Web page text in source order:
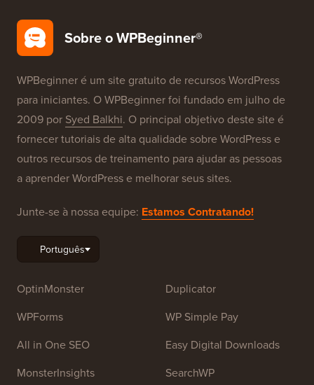
Sobre o WPBeginner®
WPBeginner é um site gratuito de recursos WordPress
para iniciantes. O WPBeginner foi fundado em julho de
2009 por Syed Balkhi. O principal objetivo deste site é
fornecer tutoriais de alta qualidade sobre WordPress e
outros recursos de treinamento para ajudar as pessoas
a aprender WordPress e melhorar seus sites.
Junte-se à nossa equipe: Estamos Contratando!
OptinMonster
WPForms
All in One SEO
MonsterInsights
Duplicator
WP Simple Pay
Easy Digital Downloads
SearchWP